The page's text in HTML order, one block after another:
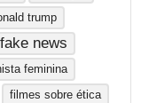
trump
fake news
feminina
filmes sobre ética